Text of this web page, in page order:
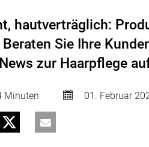
hautverträglich:
Sie Ihre
zur Haarpflege
Minuten 01. Februar